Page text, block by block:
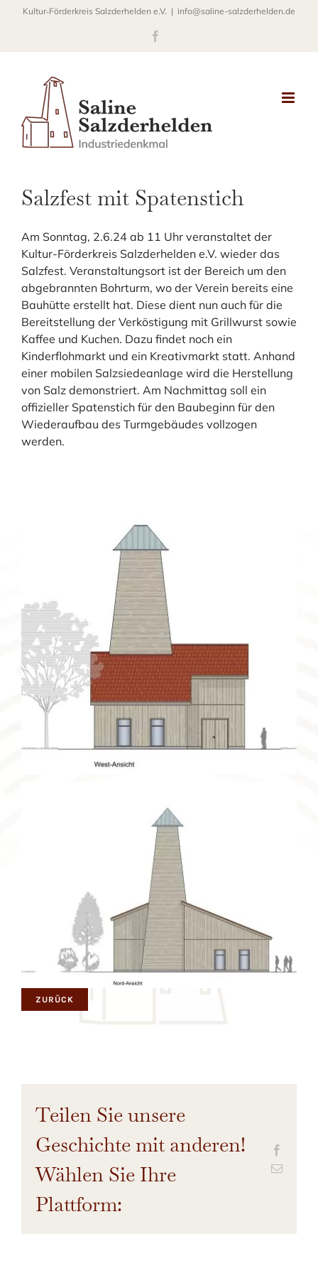
Kultur‐Förderkreis Salzderhelden e.V. | info@saline-salzderhelden.de
Salzfest mit Spatenstich
Am Sonntag, 2.6.24 ab 11 Uhr veranstaltet der
Kultur-Förderkreis Salzderhelden e.V. wieder das
Salzfest. Veranstaltungsort ist der Bereich um den
abgebrannten Bohrturm, wo der Verein bereits eine
Bauhütte erstellt hat. Diese dient nun auch für die
Bereitstellung der Verköstigung mit Grillwurst sowie
Kaffee und Kuchen. Dazu findet noch ein
Kinderflohmarkt und ein Kreativmarkt statt. Anhand
einer mobilen Salzsiedeanlage wird die Herstellung
von Salz demonstriert. Am Nachmittag soll ein
offizieller Spatenstich für den Baubeginn für den
Wiederaufbau des Turmgebäudes vollzogen
werden.
ZURÜCK
Teilen Sie unsere
Geschichte mit anderen!
Wählen Sie Ihre
Plattform: